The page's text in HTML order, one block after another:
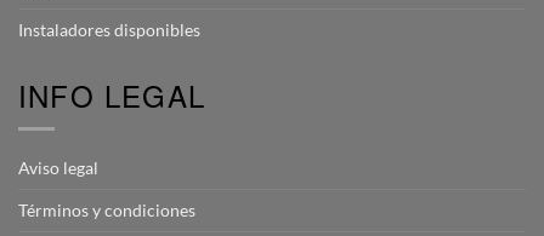
Instaladores disponibles
INFO LEGAL
Aviso legal
Términos y condiciones